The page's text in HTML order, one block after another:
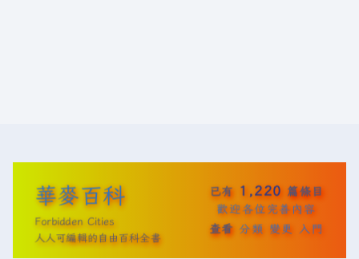
期
華麥百科
Forbidden Cities
人人可編輯的自由百科全書
已有 1,220 篇條目
歡迎各位完善內容
查看 分類 變更 入門